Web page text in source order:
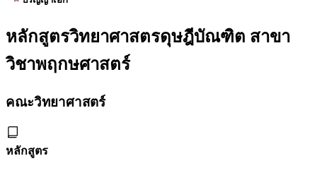
หลักสูตรวิทยาศาสตรดุษฎีบัณฑิต สาขา
วิชาพฤกษศาสตร์
คณะวิทยาศาสตร์
หลักสูตร